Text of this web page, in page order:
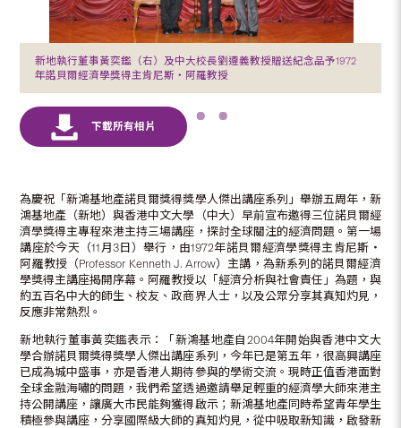
新地執行董事黃奕鑑（右）及中大校長劉遵義教授贈送紀念品予1972
年諾貝爾經濟學獎得主肯尼斯‧阿羅教授
為慶祝「新鴻基地產諾貝爾獎得獎學人傑出講座系列」舉辦五周年，新
鴻基地產（新地）與香港中文大學（中大）早前宣布邀得三位諾貝爾經
濟學獎得主專程來港主持三場講座，探討全球關注的經濟問題。第一場
講座於今天（11月3日）舉行，由1972年諾貝爾經濟學獎得主肯尼斯‧
阿羅教授（Professor Kenneth J. Arrow）主講，為新系列的諾貝爾經濟
學獎得主講座揭開序幕。阿羅教授以「經濟分析與社會責任」為題，與
約五百名中大的師生、校友、政商界人士，以及公眾分享其真知灼見，
反應非常熱烈。
新地執行董事黃奕鑑表示：「新鴻基地產自2004年開始與香港中文大
學合辦諾貝爾獎得獎學人傑出講座系列，今年已是第五年，很高興講座
已成為城中盛事，亦是香港人期待參與的學術交流。現時正值香港面對
全球金融海嘯的問題，我們希望透過邀請舉足輕重的經濟學大師來港主
持公開講座，讓廣大市民能夠獲得啟示；新鴻基地產同時希望青年學生
積極參與講座，分享國際級大師的真知灼見，從中吸取新知識，啟發新